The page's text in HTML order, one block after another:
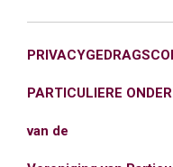
PARTICULIERE
van de